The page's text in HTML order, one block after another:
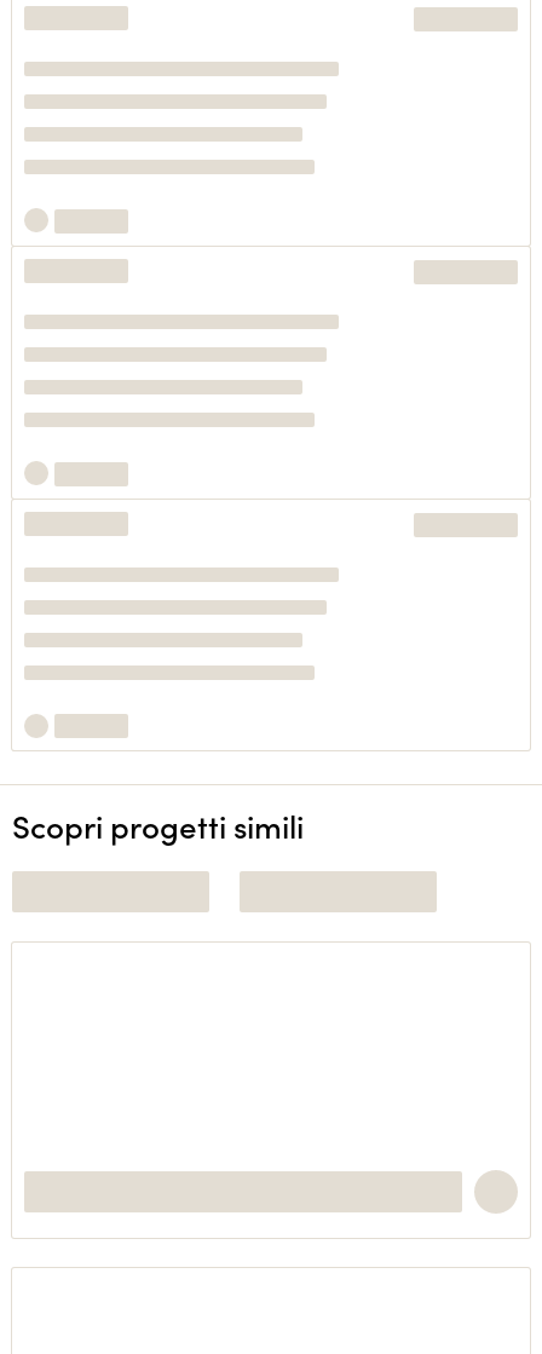
Scopri progetti simili